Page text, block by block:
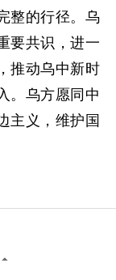
整的行径。乌
要共识，进一
推动乌中新时
。乌方愿同中
主义，维护国